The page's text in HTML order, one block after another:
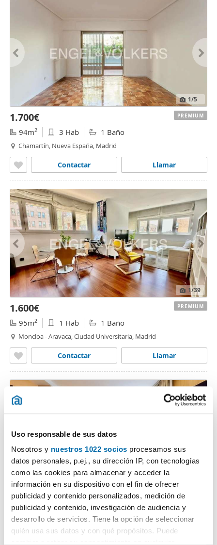
Uso responsable de sus datos
Nosotros y nuestros 1022 socios procesamos sus
datos personales, p.ej., su dirección IP, con tecnologías
como las cookies para almacenar y acceder la
información en su dispositivo con el fin de ofrecer
publicidad y contenido personalizados, medición de
publicidad y contenido, investigación de audiencia y
desarrollo de servicios. Tiene la opción de seleccionar
quién usa sus datos y con qué propósitos. Puede
1/5
1.700€
94m2 3 Hab 1 Baño
Chamartín, Nueva España, Madrid
Llamar
Contactar
PREMIUM
1/39
1.600€
95m2 1 Hab 1 Baño
Moncloa - Aravaca, Ciudad Universitaria, Madrid
Llamar
Contactar
PREMIUM
7.200€
2 4 Baños
Salamanca, Castellana, Madrid
PREMIUM